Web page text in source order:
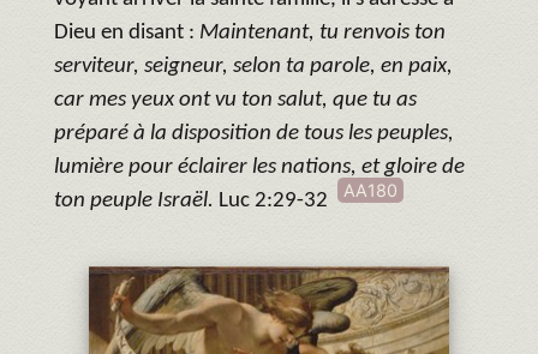
Dieu en disant : Maintenant, tu renvois ton
serviteur, seigneur, selon ta parole, en paix,
car mes yeux ont vu ton salut, que tu as
préparé à la disposition de tous les peuples,
lumière pour éclairer les nations, et gloire de
ton peuple Israël. Luc 2:29-32 AA180